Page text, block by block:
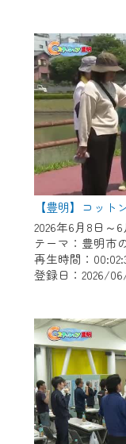
【豊明】コット
2026年6月8日～
テーマ：豊明市
再生時間：
登録日：2026/
（Gmailや
スでも作成
※マイページ
録はこちら
※CCNetアプ
ご視聴いた
＜メンテナ
ンテナンス作
日時 9/24
作業の間は
テナンス中
ん。
ご不便をお
よろしくお